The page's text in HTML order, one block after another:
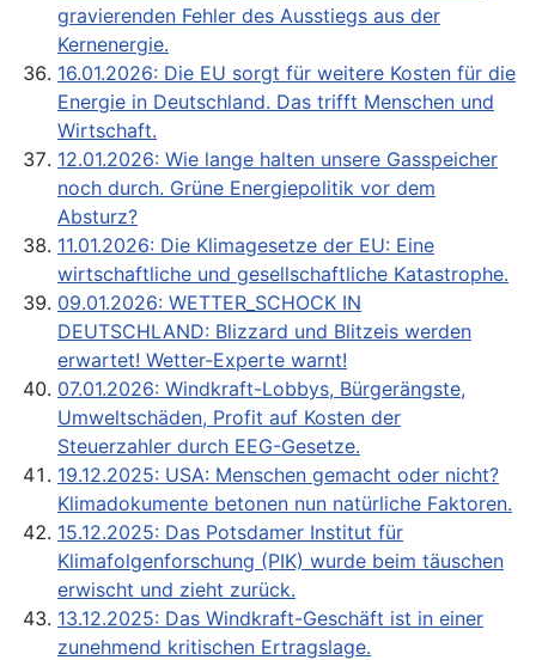
gravierenden Fehler des Ausstiegs aus der
Kernenergie.
16.01.2026: Die EU sorgt für weitere Kosten für die
Energie in Deutschland. Das trifft Menschen und
Wirtschaft.
12.01.2026: Wie lange halten unsere Gasspeicher
noch durch. Grüne Energiepolitik vor dem
Absturz?
11.01.2026: Die Klimagesetze der EU: Eine
wirtschaftliche und gesellschaftliche Katastrophe.
09.01.2026: WETTER_SCHOCK IN
DEUTSCHLAND: Blizzard und Blitzeis werden
erwartet! Wetter-Experte warnt!
07.01.2026: Windkraft-Lobbys, Bürgerängste,
Umweltschäden, Profit auf Kosten der
Steuerzahler durch EEG-Gesetze.
19.12.2025: USA: Menschen gemacht oder nicht?
Klimadokumente betonen nun natürliche Faktoren.
15.12.2025: Das Potsdamer Institut für
Klimafolgenforschung (PIK) wurde beim täuschen
erwischt und zieht zurück.
13.12.2025: Das Windkraft-Geschäft ist in einer
zunehmend kritischen Ertragslage.